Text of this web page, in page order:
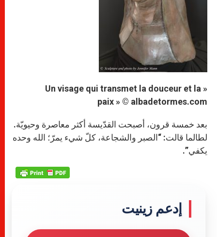
« Un visage qui transmet la douceur et la
paix » © albadetormes.com
بعد خمسة قرون، أصبحت القدّيسة أكثر معاصرة وحيويّة.
لطالما قالت: “الصبر والشجاعة، كلّ شيء يمرّ؛ الله وحده
يكفي”.
إدعم زينيت